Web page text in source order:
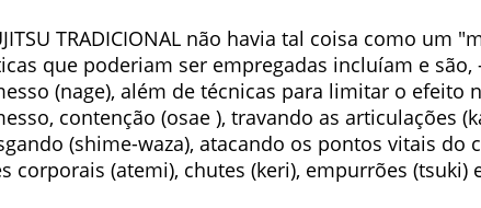
TRADICIONAL não havia tal coisa como um
que poderiam ser empregadas incluíam e são,
(nage), além de técnicas para limitar o efeito
contenção (osae ), travando as articulações
(shime-waza), atacando os pontos vitais do
corporais (atemi), chutes (keri), empurrões (tsuki)